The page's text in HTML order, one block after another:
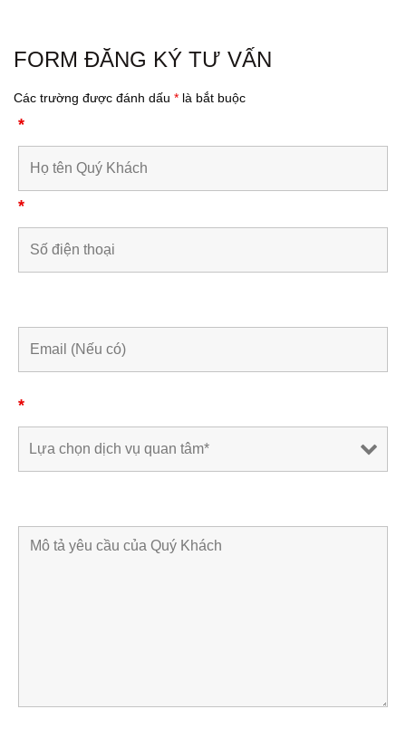
FORM ĐĂNG KÝ TƯ VẤN
Các trường được đánh dấu * là bắt buộc
*
*
*